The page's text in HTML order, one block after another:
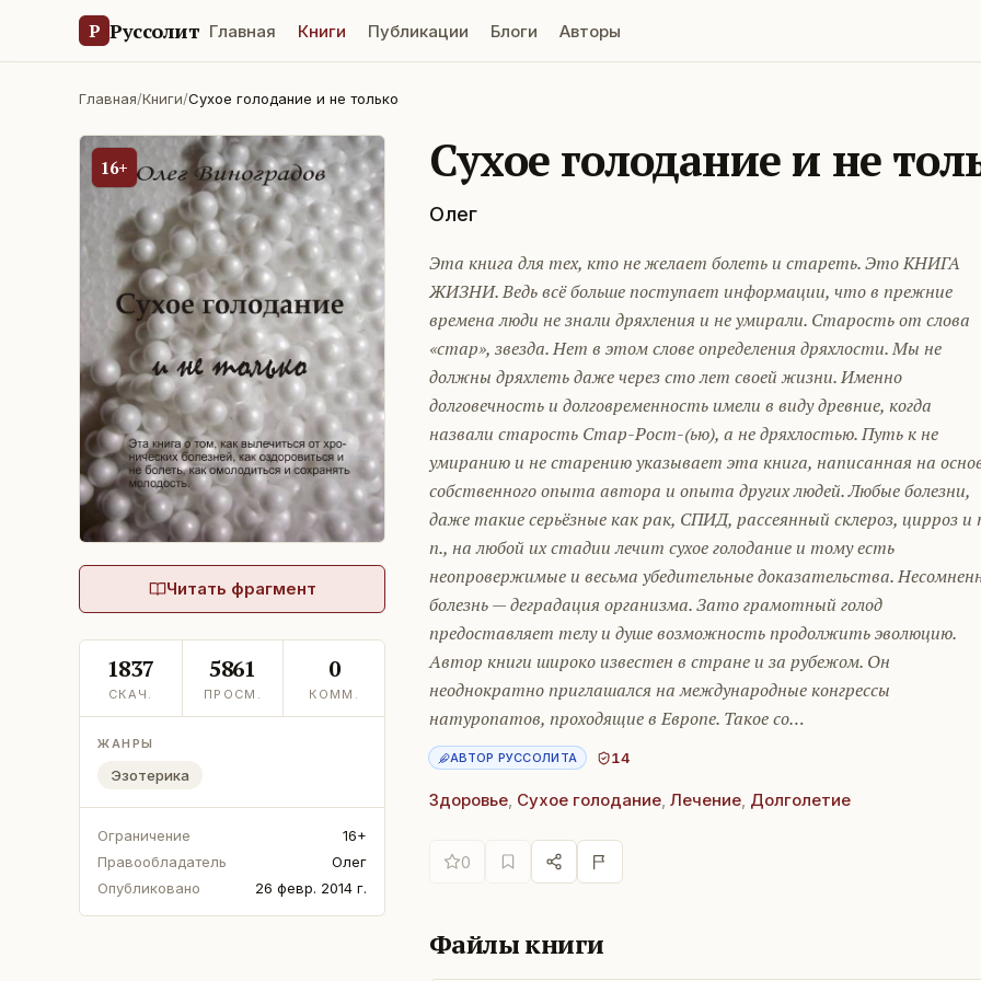
Р Руссолит Главная Книги Публикации Блоги Авторы
Главная/Книги/Сухое голодание и не только
16+
Читать фрагмент
1837
СКАЧ.
5861
ПРОСМ.
0
КОММ.
ЖАНРЫ
Эзотерика
Ограничение
16+
Правообладатель
Олег
Опубликовано
26 февр. 2014 г.
Сухое голодание и не
Олег
Эта книга для тех, кто не желает болеть и стареть. Это КНИГА
ЖИЗНИ. Ведь всё больше поступает информации, что в прежние
времена люди не знали дряхления и не умирали. Старость от слова
«стар», звезда. Нет в этом слове определения дряхлости. Мы не
должны дряхлеть даже через сто лет своей жизни. Именно
долговечность и долговременность имели в виду древние, когда
назвали старость Стар-Рост-(ью), а не дряхлостью. Путь к не
умиранию и не старению указывает эта книга, написанная на
собственного опыта автора и опыта других людей. Любые болезни,
даже такие серьёзные как рак, СПИД, рассеянный склероз, цирроз и
п., на любой их стадии лечит сухое голодание и тому есть
неопровержимые и весьма убедительные доказательства.
болезнь — деградация организма. Зато грамотный голод
предоставляет телу и душе возможность продолжить эволюцию.
Автор книги широко известен в стране и за рубежом. Он
неоднократно приглашался на международные конгрессы
натуропатов, проходящие в Европе. Такое со…
АВТОР РУССОЛИТА 14
Здоровье, Сухое голодание, Лечение, Долголетие
0
Файлы книги